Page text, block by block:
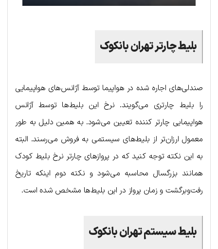
بلیط چارتر تهران بانکوک
صندلی‌های اجاره شده در هواپیما توسط آژانس‌های هواپیمایی
را بلیط چارتری می‌گویند. نرخ این بلیط‌ها توسط آژانس
هواپیمایی چارتر کننده تعیین می‌شود. به همین دلیل به طور
معمول ارزان‌تر از بلیط‌های سیستمی به فروش می‌رسند. البته
به این نکته توجه کنید که در پروازهای چارتر نرخ بلیط کودک
همانند بزرگسال محاسبه می‌شود و نکته دوم اینکه تاریخ
رفت‌وبرگشت و زمان پرواز در این بلیط‌ها مشخص شده است.
بلیط سیستم تهران بانکوک